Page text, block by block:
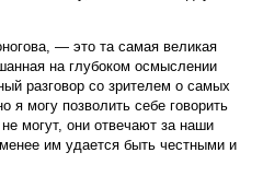
— это та самая великая
на глубоком осмыслении
разговор со зрителем о самых
я могу позволить себе говорить
могут, они отвечают за наши
им удается быть честными и